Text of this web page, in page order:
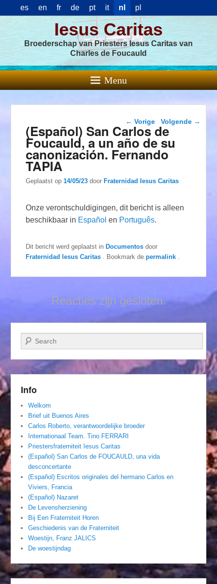
es en fr de pt it nl pl
Iesus Caritas
Broederschap van Priesters Iesus Caritas van
Charles de Foucauld
Menu
Berichtnavigatie
← Vorige Volgende →
(Español) San Carlos de
Foucauld, a un año de su
canonización. Fernando
TAPIA
Geplaatst op14/05/23 doorFraternidad Iesus Caritas
Onze verontschuldigingen, dit bericht is alleen
beschikbaar in Español en Português.
Dit bericht werd geplaatst inDocumentos door
Fraternidad Iesus Caritas
. Bookmark depermalink
Reacties zijn gesloten.
Zoeken
Info
Welkom
Brief uit Buenos Aires
Carlos Roberto, verantwoordelijke broeder
Internationaal Team. Tino FERRARI
Priestersfraterniteit Iesus Caritas
(Español) San Carlos de FOUCAULD, una vida
desconcertante
(Español) Escritos originales del hermano Carlos en
Viviers, Francia
(Español) Nazaret
De Levensherziening
Bij Een Fraterniteit Horen
Geschiedenis van de Fraterniteit
Woestijn, Franz JALICS
De woestijndag